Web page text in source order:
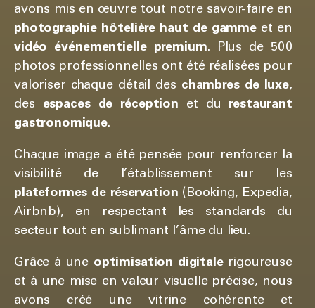
avons mis en œuvre tout notre savoir-faire en
photographie hôtelière haut de gamme et en
vidéo événementielle premium. Plus de 500
photos professionnelles ont été réalisées pour
valoriser chaque détail des chambres de luxe,
des espaces de réception et du restaurant
gastronomique.
Chaque image a été pensée pour renforcer la
visibilité de l’établissement sur les
plateformes de réservation (Booking, Expedia,
Airbnb), en respectant les standards du
secteur tout en sublimant l’âme du lieu.
Grâce à une optimisation digitalerigoureuse
et à une mise en valeur visuelle précise, nous
avons créé une vitrine cohérente et